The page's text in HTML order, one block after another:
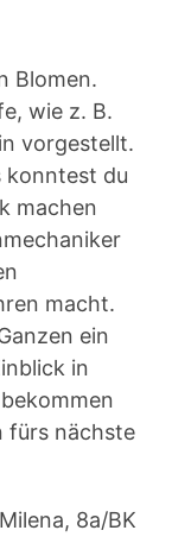
Blomen.
wie z. B.
vorgestellt.
konntest du
machen
macht.
ein
in
fürs nächste
Milena, 8a/BK